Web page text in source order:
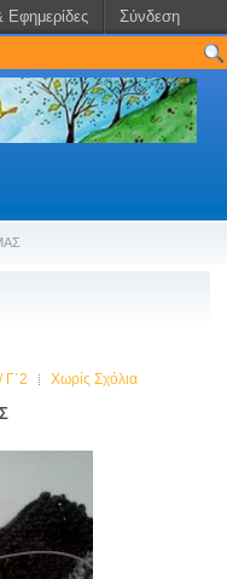
Γ΄2 Χωρίς Σχόλια
Εφημερίδες Σύνδεση